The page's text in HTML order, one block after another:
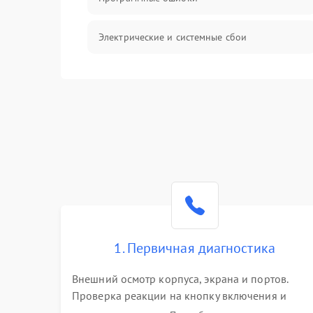
Электрические и системные сбои
Система охлаждения
1. Первичная диагностика
Внешний осмотр корпуса, экрана и портов.
Проверка реакции на кнопку включения и